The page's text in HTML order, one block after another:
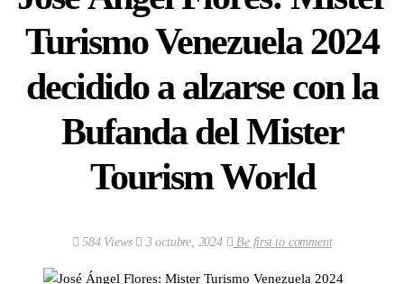
Turismo Venezuela 2024
decidido a alzarse con la
Bufanda del Mister
Tourism World
584 Views 3 octubre, 2024 Be first to comment